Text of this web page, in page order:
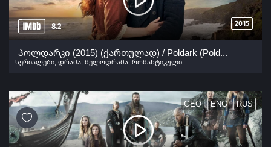
8.2 2015
პოლდარკი (2015) (ქართულად) / Poldark (Poldarki Qartulad) ქართულად 2015
სერიალები დრამა მელოდრამა ,რომანტიკული
GEO ENG RUS